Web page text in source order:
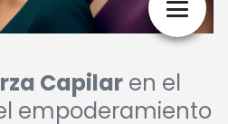
Capilar en el
empoderamiento